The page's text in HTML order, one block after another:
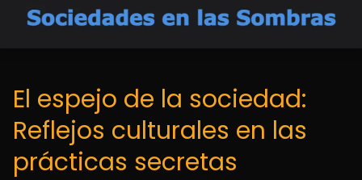
El espejo de la sociedad:
Reflejos culturales en las
prácticas secretas